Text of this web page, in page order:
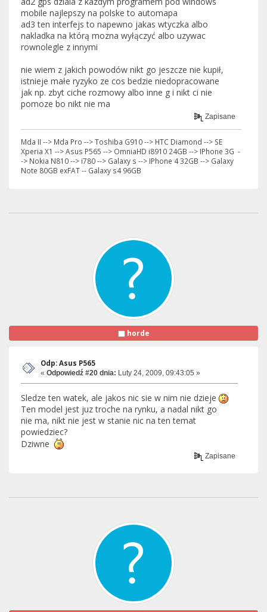
mobile najlepszy na polske to automapa
ad3 ten interfejs to napewno jakas wtyczka albo
nakladka na którą mozna wyłączyć albo uzywac
rownolegle z innymi
nie wiem z jakich powodów nikt go jeszcze nie kupił,
istnieje małe ryzyko ze cos bedzie niedopracowane
jak np. zbyt ciche rozmowy albo inne g i nikt ci nie
pomoze bo nikt nie ma
Zapisane
Mda II --> Mda Pro --> Toshiba G910 --> HTC Diamond --> SE
Xperia X1 --> Asus P565 --> OmniaHD i8910 24GB --> IPhone 3G -
-> Nokia N810 --> i780 --> Galaxy s --> IPhone 4 32GB --> Galaxy
Note 80GB exFAT -- Galaxy s4 96GB
horde
Odp: Asus P565
« Odpowiedź #20 dnia: Luty 24, 2009, 09:43:05 »
Sledze ten watek, ale jakos nic sie w nim nie dzieje
Ten model jest juz troche na rynku, a nadal nikt go
nie ma, nikt nie jest w stanie nic na ten temat
powiedziec?
Dziwne
Zapisane